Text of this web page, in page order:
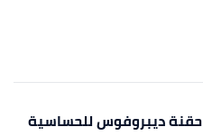
حقنة ديبروفوس للحساسية